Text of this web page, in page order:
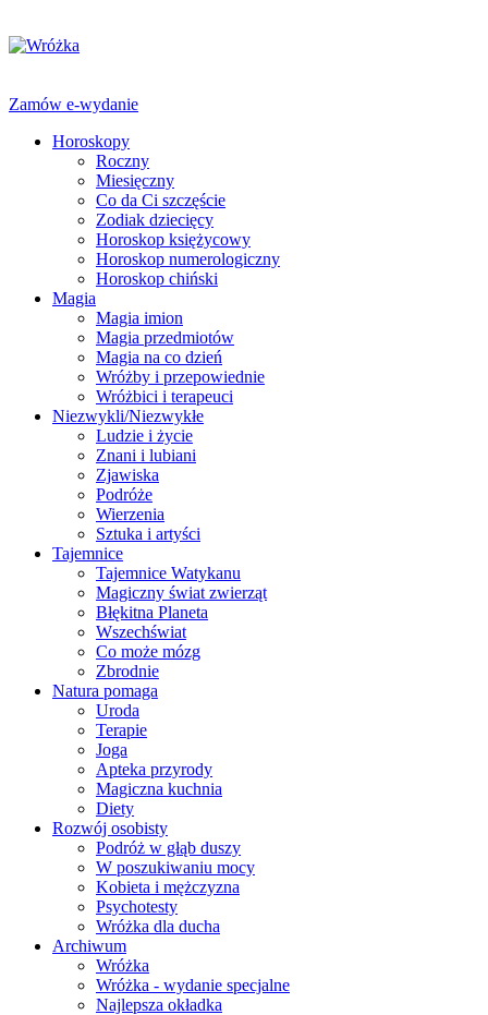
Zamów e-wydanie
Horoskopy
Roczny
Miesięczny
Co da Ci szczęście
Zodiak dziecięcy
Horoskop księżycowy
Horoskop numerologiczny
Horoskop chiński
Magia
Magia imion
Magia przedmiotów
Magia na co dzień
Wróżby i przepowiednie
Wróżbici i terapeuci
Niezwykli/Niezwykłe
Ludzie i życie
Znani i lubiani
Zjawiska
Podróże
Wierzenia
Sztuka i artyści
Tajemnice
Tajemnice Watykanu
Magiczny świat zwierząt
Błękitna Planeta
Wszechświat
Co może mózg
Zbrodnie
Natura pomaga
Uroda
Terapie
Joga
Apteka przyrody
Magiczna kuchnia
Diety
Rozwój osobisty
Podróż w głąb duszy
W poszukiwaniu mocy
Kobieta i mężczyzna
Psychotesty
Wróżka dla ducha
Archiwum
Wróżka
Wróżka - wydanie specjalne
Najlepsza okładka